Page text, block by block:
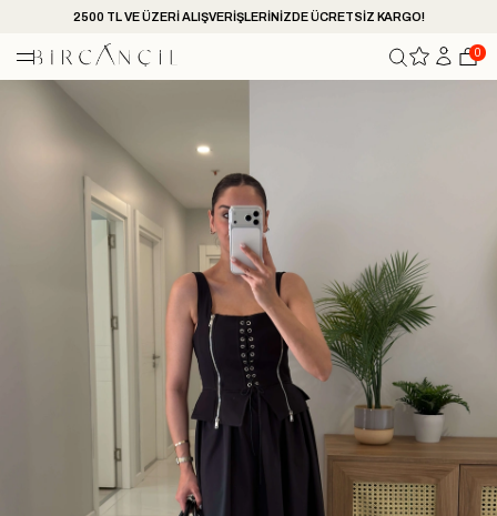
2500 TL VE ÜZERİ ALIŞVERİŞLERİNİZDE ÜCRETSİZ KARGO!
0